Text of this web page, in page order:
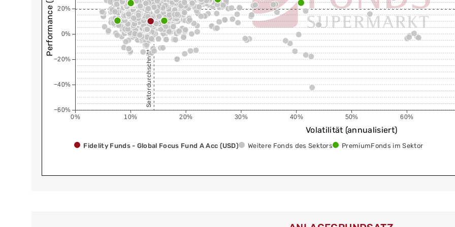
0% 10% 20% 30% 40% 50% 60%
−60%
−40%
−20%
0%
20%
Sektordurchschnitt
Volatilität (annualisiert)
Fidelity Funds - Global Focus Fund A Acc (USD) Weitere Fonds des Sektors PremiumFonds im Sektor